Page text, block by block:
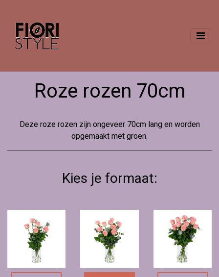
Roze rozen 70cm
Deze roze rozen zijn ongeveer 70cm lang en worden
opgemaakt met groen.
Kies je formaat: